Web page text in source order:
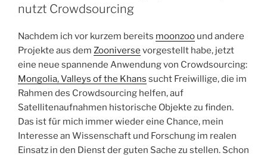
nutzt Crowdsourcing
Nachdem ich vor kurzem bereits moonzoo und andere
Projekte aus dem Zooniverse vorgestellt habe, jetzt
eine neue spannende Anwendung von Crowdsourcing:
Mongolia, Valleys of the Khans sucht Freiwillige, die im
Rahmen des Crowdsourcing helfen, auf
Satellitenaufnahmen historische Objekte zu finden.
Das ist für mich immer wieder eine Chance, mein
Interesse an Wissenschaft und Forschung im realen
Einsatz in den Dienst der guten Sache zu stellen. Schon